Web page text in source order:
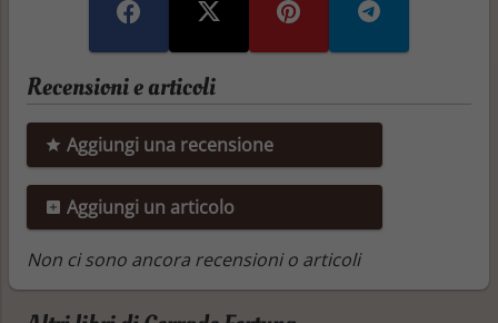
Recensioni e articoli
Aggiungi una recensione
Aggiungi un articolo
Non ci sono ancora recensioni o articoli